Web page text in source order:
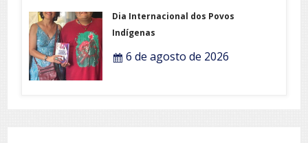
Dia Internacional dos Povos
Indígenas
6 de agosto de 2026